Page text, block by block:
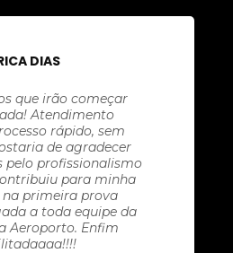
DIAS
que irão começar
Atendimento
rápido, sem
de agradecer
pelo profissionalismo
para minha
primeira prova
a toda equipe da
Aeroporto. Enfim